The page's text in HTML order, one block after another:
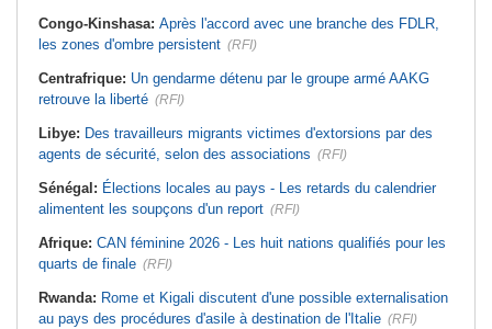
Congo-Kinshasa: Après l'accord avec une branche des FDLR,
les zones d'ombre persistent (RFI)
Centrafrique: Un gendarme détenu par le groupe armé AAKG
retrouve la liberté (RFI)
Libye: Des travailleurs migrants victimes d'extorsions par des
agents de sécurité, selon des associations (RFI)
Sénégal: Élections locales au pays - Les retards du calendrier
alimentent les soupçons d'un report (RFI)
Afrique: CAN féminine 2026 - Les huit nations qualifiés pour les
quarts de finale (RFI)
Rwanda: Rome et Kigali discutent d'une possible externalisation
au pays des procédures d'asile à destination de l'Italie (RFI)